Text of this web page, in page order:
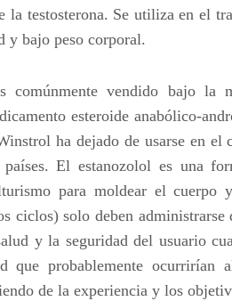
la testosterona. Se utiliza en el
y bajo peso corporal.
comúnmente vendido bajo la
esteroide anabólico-
ha dejado de usarse en
El estanozolol es una
para moldear el
ciclos) solo deben
y la seguridad del usuario
que probablemente
de la experiencia y los